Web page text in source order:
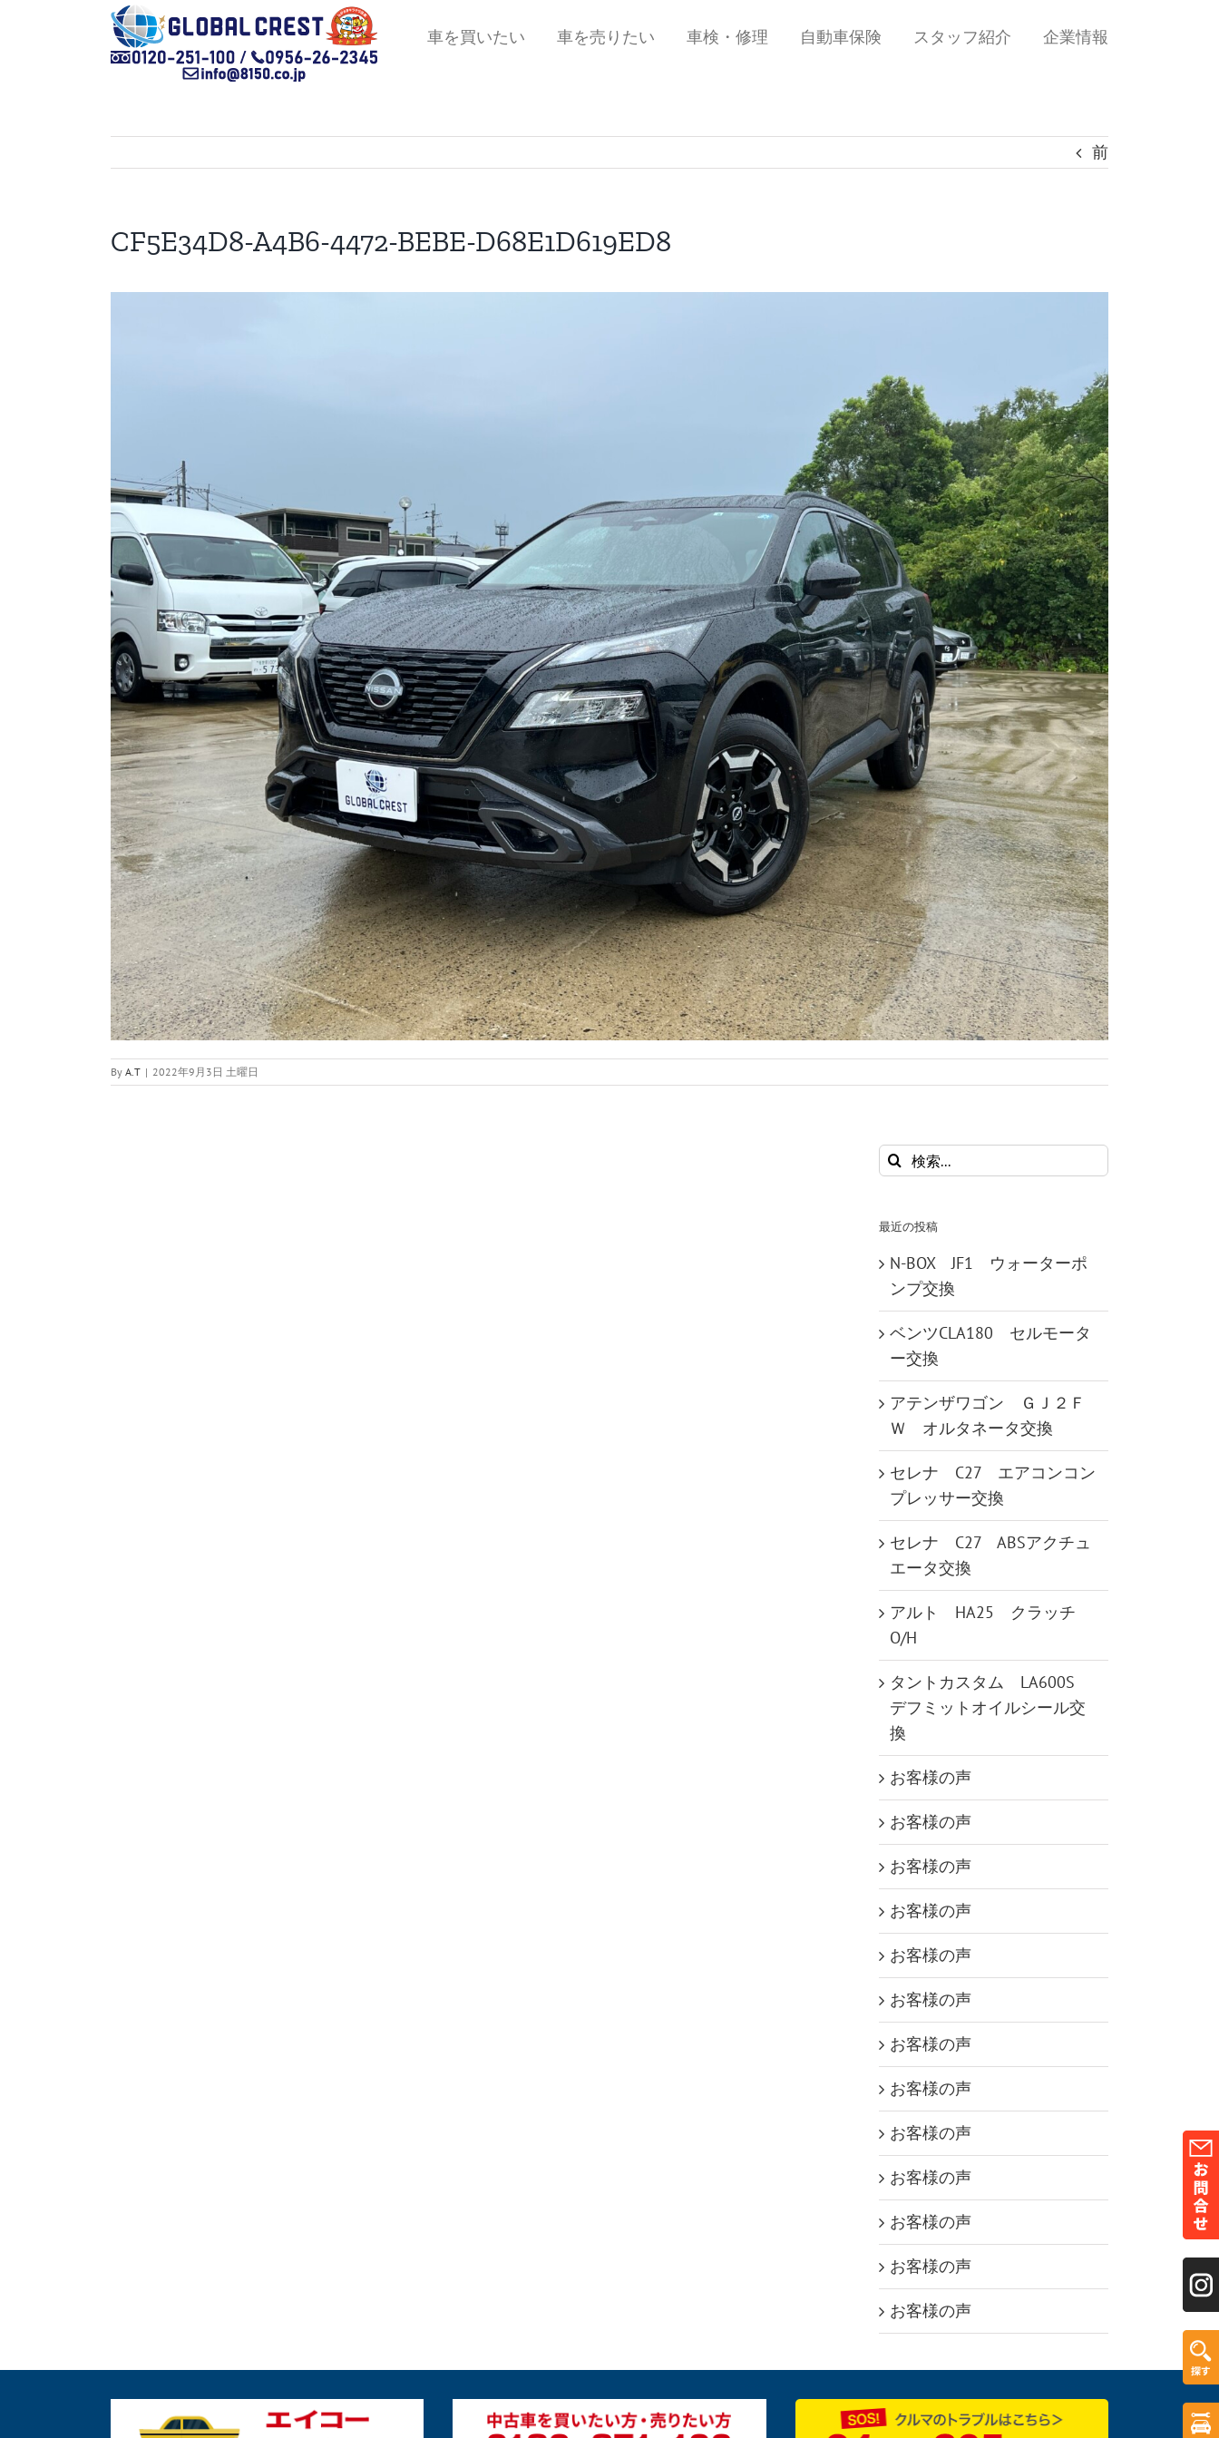
車を買いたい 車を売りたい 車検・修理 自動車保険 スタッフ紹介 企業情報
前
CF5E34D8-A4B6-4472-BEBE-D68E1D619ED8
By A.T | 2022年9月3日 土曜日
検
索
最近の投稿
N-BOX JF1 ウォーターポ
ンプ交換
ベンツCLA180 セルモータ
ー交換
アテンザワゴン ＧＪ２Ｆ
Ｗ オルタネータ交換
セレナ C27 エアコンコン
プレッサー交換
セレナ C27 ABSアクチュ
エータ交換
アルト HA25 クラッチ
O/H
タントカスタム LA600S
デフミットオイルシール交
換
お客様の声
お客様の声
お客様の声
お客様の声
お客様の声
お客様の声
お客様の声
お客様の声
お客様の声
お客様の声
お客様の声
お客様の声
お客様の声